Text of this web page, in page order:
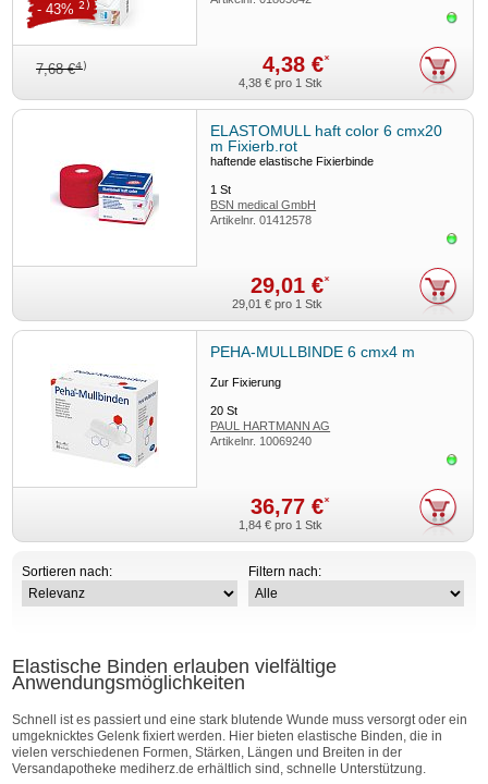
7,68 €4) 4,38 €*
- 43% 2)
4,38 € pro 1 Stk
ELASTOMULL haft color 6 cmx20
m Fixierb.rot
haftende elastische Fixierbinde
1St
BSN medical GmbH
Artikelnr.01412578
29,01 €*
29,01 € pro 1 Stk
PEHA-MULLBINDE 6 cmx4 m
Zur Fixierung
20St
PAUL HARTMANN AG
Artikelnr. 10069240
36,77 €*
1,84 € pro 1 Stk
Sortieren nach: Filtern nach:
Elastische Binden erlauben vielfältige
Anwendungsmöglichkeiten
Schnell ist es passiert und eine stark blutende Wunde muss versorgt oder ein
umgeknicktes Gelenk fixiert werden. Hier bieten elastische Binden, die in
vielen verschiedenen Formen, Stärken, Längen und Breiten in der
Versandapotheke mediherz.de erhältlich sind, schnelle Unterstützung.